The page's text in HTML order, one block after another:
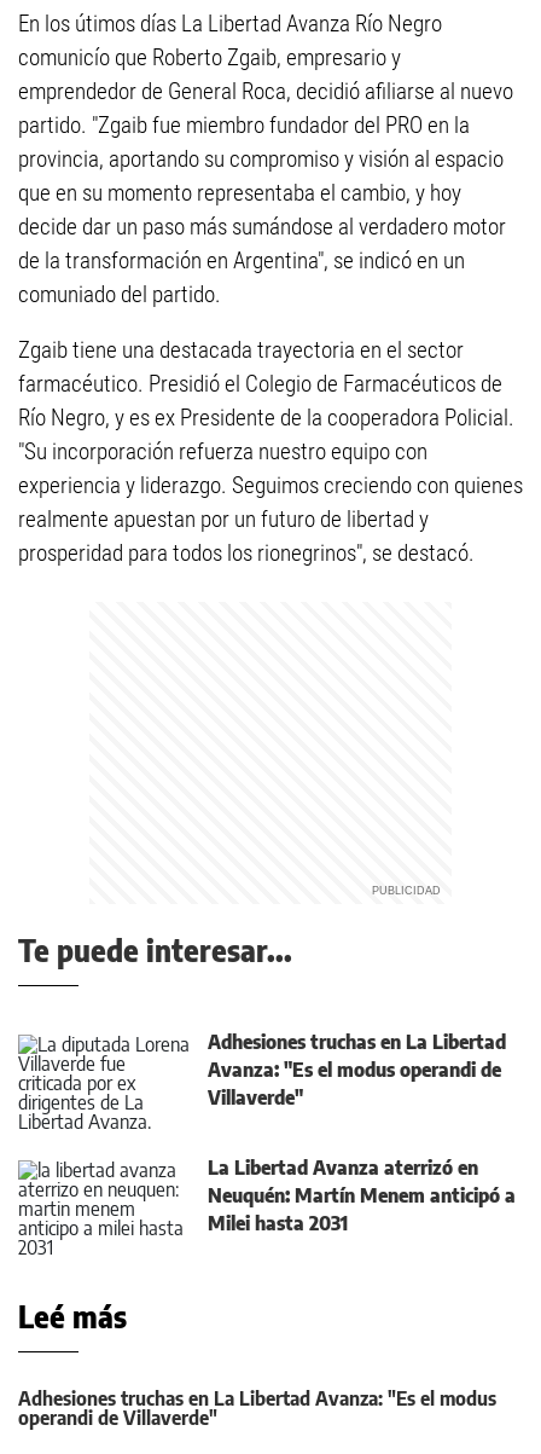
En los útimos días La Libertad Avanza Río Negro
comunicío que Roberto Zgaib, empresario y
emprendedor de General Roca, decidió afiliarse al nuevo
partido. "Zgaib fue miembro fundador del PRO en la
provincia, aportando su compromiso y visión al espacio
que en su momento representaba el cambio, y hoy
decide dar un paso más sumándose al verdadero motor
de la transformación en Argentina", se indicó en un
comuniado del partido.
Zgaib tiene una destacada trayectoria en el sector
farmacéutico. Presidió el Colegio de Farmacéuticos de
Río Negro, y es ex Presidente de la cooperadora Policial.
"Su incorporación refuerza nuestro equipo con
experiencia y liderazgo. Seguimos creciendo con quienes
realmente apuestan por un futuro de libertad y
prosperidad para todos los rionegrinos", se destacó.
Te puede interesar...
Adhesiones truchas en La Libertad
Avanza: "Es el modus operandi de
Villaverde"
La Libertad Avanza aterrizó en
Neuquén: Martín Menem anticipó a
Milei hasta 2031
Leé más
Adhesiones truchas en La Libertad Avanza: "Es el modus
operandi de Villaverde"